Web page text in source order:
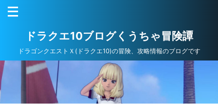
ドラクエ10ブログくうちゃ冒険譚
ドラゴンクエストＸ(ドラクエ10)の冒険、攻略情報のブログです